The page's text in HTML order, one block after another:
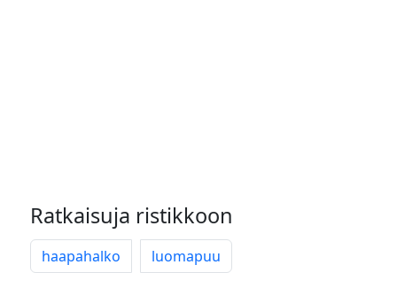
Ratkaisuja ristikkoon
haapahalko luomapuu